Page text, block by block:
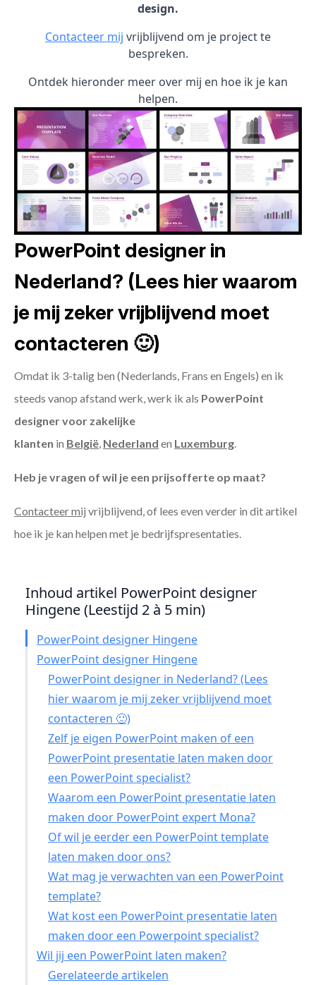
design.
Contacteer mij vrijblijvend om je project te
bespreken.
Ontdek hieronder meer over mij en hoe ik je kan
helpen.
PowerPoint designer in
Nederland? (Lees hier waarom
je mij zeker vrijblijvend moet
contacteren 🙂)
Omdat ik 3-talig ben (Nederlands, Frans en Engels) en ik
steeds vanop afstand werk, werk ik als PowerPoint
designer voor zakelijke
klanten in België, Nederland en Luxemburg.
Heb je vragen of wil je een prijsofferte op maat?
Contacteer mij vrijblijvend, of lees even verder in dit artikel
hoe ik je kan helpen met je bedrijfspresentaties.
Inhoud artikel PowerPoint designer
Hingene (Leestijd 2 à 5 min)
PowerPoint designer Hingene
PowerPoint designer Hingene
PowerPoint designer in Nederland? (Lees
hier waarom je mij zeker vrijblijvend moet
contacteren 🙂)
Zelf je eigen PowerPoint maken of een
PowerPoint presentatie laten maken door
een PowerPoint specialist?
Waarom een PowerPoint presentatie laten
maken door PowerPoint expert Mona?
Of wil je eerder een PowerPoint template
laten maken door ons?
Wat mag je verwachten van een PowerPoint
template?
Wat kost een PowerPoint presentatie laten
maken door een Powerpoint specialist?
Wil jij een PowerPoint laten maken?
Gerelateerde artikelen